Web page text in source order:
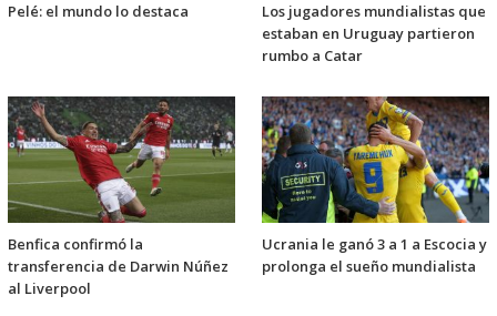
Pelé: el mundo lo destaca
Los jugadores mundialistas que
estaban en Uruguay partieron
rumbo a Catar
Benfica confirmó la
transferencia de Darwin Núñez
al Liverpool
Ucrania le ganó 3 a 1 a Escocia y
prolonga el sueño mundialista